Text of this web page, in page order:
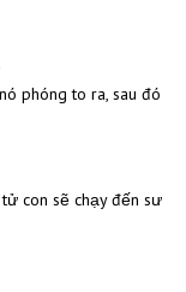
phóng to ra, sau đó
con sẽ chạy đến sư